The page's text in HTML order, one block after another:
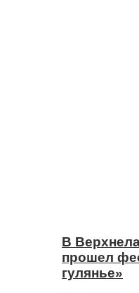
В
прошел
гулянье»